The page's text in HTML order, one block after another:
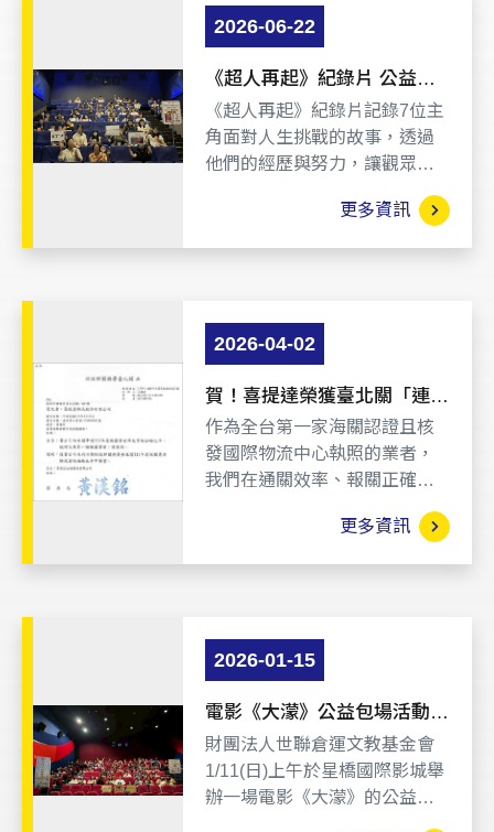
援服務。
2026-06-22
《超人再起》紀錄片 公益包
場活動：紀錄多位遭遇重大傷
殘或意外的生命鬥士，如何克
服劇變、重拾希望的真人真事
《超人再起》紀錄片記錄7位主
角面對人生挑戰的故事，透過
他們的經歷與努力，讓觀眾看
性。影片以真實故事為內容，
更多資訊
2026-04-02
賀！喜提達榮獲臺北關「連續
四年」評定為「第一類報關業
者」!!
作為全台第一家海關認證且核
發國際物流中心執照的業者，
我們在通關效率、報關正確率
高標準，象徵專業與誠信。
更多資訊
2026-01-15
電影《大濛》公益包場活動：
一起回看台灣那段壟罩在雲霧
中的年代
財團法人世聯倉運文教基金會
1/11(日)上午於星橋國際影城舉
辦一場電影《大濛》的公益包